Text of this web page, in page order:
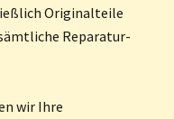
Originalteile
Reparatur-
wir Ihre